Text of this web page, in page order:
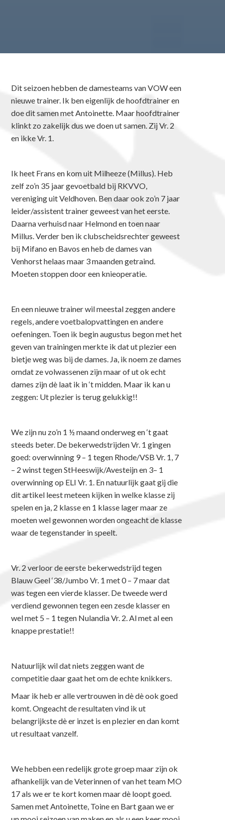
Dit seizoen hebben de damesteams van VOW een
nieuwe trainer. Ik ben eigenlijk de hoofdtrainer en
doe dit samen met Antoinette. Maar hoofdtrainer
klinkt zo zakelijk dus we doen ut samen. Zij Vr. 2
en ikke Vr. 1.
Ik heet Frans en kom uit Milheeze (Millus). Heb
zelf zo’n 35 jaar gevoetbald bij RKVVO,
vereniging uit Veldhoven. Ben daar ook zo’n 7 jaar
leider/assistent trainer geweest van het eerste.
Daarna verhuisd naar Helmond en toen naar
Millus. Verder ben ik clubscheidsrechter geweest
bij Mifano en Bavos en heb de dames van
Venhorst helaas maar 3 maanden getraind.
Moeten stoppen door een knieoperatie.
En een nieuwe trainer wil meestal zeggen andere
regels, andere voetbalopvattingen en andere
oefeningen. Toen ik begin augustus begon met het
geven van trainingen merkte ik dat ut plezier een
bietje weg was bij de dames. Ja, ik noem ze dames
omdat ze volwassenen zijn maar of ut ok echt
dames zijn dè laat ik in ‘t midden. Maar ik kan u
zeggen: Ut plezier is terug gelukkig!!
We zijn nu zo’n 1 ½ maand onderweg en ‘t gaat
steeds beter. De bekerwedstrijden Vr. 1 gingen
goed: overwinning 9 – 1 tegen Rhode/VSB Vr. 1, 7
– 2 winst tegen StHeeswijk/Avesteijn en 3– 1
overwinning op ELI Vr. 1. En natuurlijk gaat gij die
dit artikel leest meteen kijken in welke klasse zij
spelen en ja, 2 klasse en 1 klasse lager maar ze
moeten wel gewonnen worden ongeacht de klasse
waar de tegenstander in speelt.
Vr. 2 verloor de eerste bekerwedstrijd tegen
Blauw Geel ‘38/Jumbo Vr. 1 met 0 – 7 maar dat
was tegen een vierde klasser. De tweede werd
verdiend gewonnen tegen een zesde klasser en
wel met 5 – 1 tegen Nulandia Vr. 2. Al met al een
knappe prestatie!!
Natuurlijk wil dat niets zeggen want de
competitie daar gaat het om de echte knikkers.
Maar ik heb er alle vertrouwen in dè dè ook goed
komt. Ongeacht de resultaten vind ik ut
belangrijkste dè er inzet is en plezier en dan komt
ut resultaat vanzelf.
We hebben een redelijk grote groep maar zijn ok
afhankelijk van de Veterinnen of van het team MO
17 als we er te kort komen maar dè loopt goed.
Samen met Antoinette, Toine en Bart gaan we er